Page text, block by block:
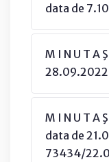
data de
M I N U T A
M I N U T A
data de
73434/